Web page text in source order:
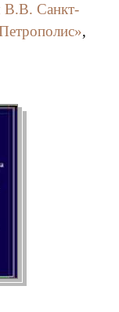
В.В. Санкт-
,